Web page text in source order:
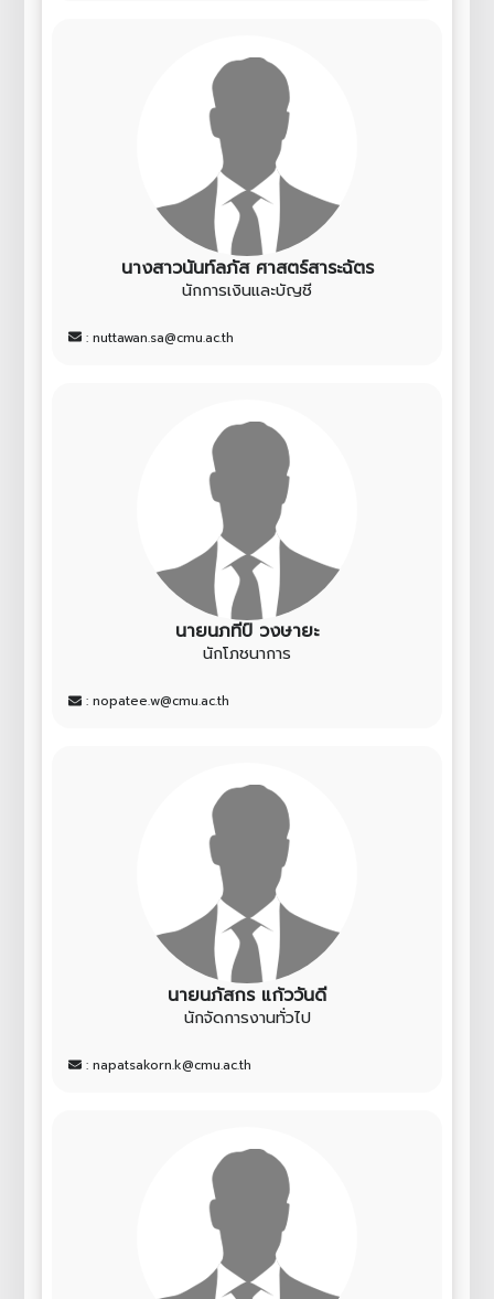
นางสาวนันท์ลภัส ศาสตร์สาระฉัตร
นักการเงินและบัญชี
: nuttawan.sa@cmu.ac.th
นายนภทีป์ วงษายะ
นักโภชนาการ
: nopatee.w@cmu.ac.th
นายนภัสกร แก้ววันดี
นักจัดการงานทั่วไป
: napatsakorn.k@cmu.ac.th